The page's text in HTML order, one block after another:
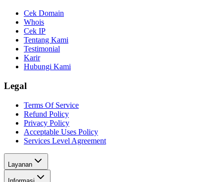
Cek Domain
Whois
Cek IP
Tentang Kami
Testimonial
Karir
Hubungi Kami
Legal
Terms Of Service
Refund Policy
Privacy Policy
Acceptable Uses Policy
Services Level Agreement
Layanan
Informasi